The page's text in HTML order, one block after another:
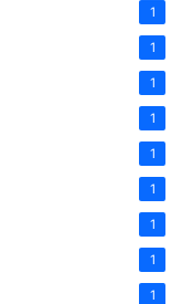
1
1
1
1
1
1
1
1
1